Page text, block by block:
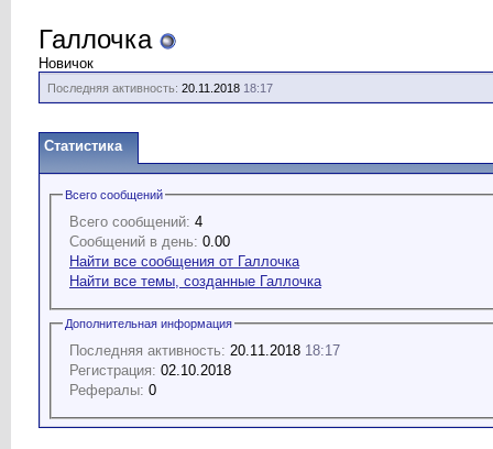
Галлочка
Новичок
Последняя активность: 20.11.2018 18:17
Статистика
Всего сообщений
Всего сообщений: 4
Сообщений в день: 0.00
Найти все сообщения от Галлочка
Найти все темы, созданные Галлочка
Дополнительная информация
Последняя активность: 20.11.2018 18:17
Регистрация: 02.10.2018
Рефералы: 0